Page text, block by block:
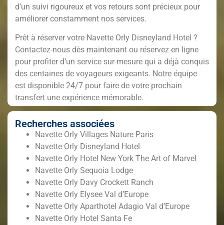
d’un suivi rigoureux et vos retours sont précieux pour
améliorer constamment nos services.
Prêt à réserver votre Navette Orly Disneyland Hotel ?
Contactez-nous dès maintenant ou réservez en ligne
pour profiter d’un service sur-mesure qui a déjà conquis
des centaines de voyageurs exigeants. Notre équipe
est disponible 24/7 pour faire de votre prochain
transfert une expérience mémorable.
Recherches associées
Navette Orly Villages Nature Paris
Navette Orly Disneyland Hotel
Navette Orly Hotel New York The Art of Marvel
Navette Orly Sequoia Lodge
Navette Orly Davy Crockett Ranch
Navette Orly Elysee Val d’Europe
Navette Orly Aparthotel Adagio Val d’Europe
Navette Orly Hotel Santa Fe